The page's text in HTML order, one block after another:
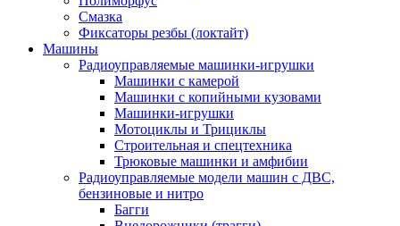
Смазка
Фиксаторы резбы (локтайт)
Машины
Радиоуправляемые машинки-игрушки
Машинки с камерой
Машинки с копийными кузовами
Машинки-игрушки
Мотоциклы и Трициклы
Строительная и спецтехника
Трюковые машинки и амфибии
Радиоуправляемые модели машин с ДВС,
бензиновые и нитро
Багги